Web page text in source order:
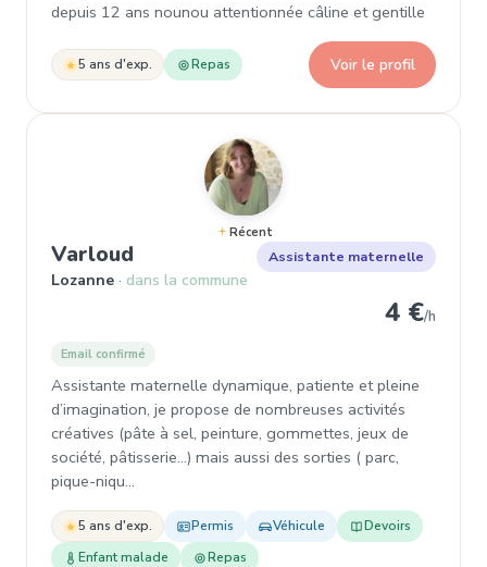
depuis 12 ans nounou attentionnée câline et gentille
5 ans d'exp. Repas Voir le profil
Récent
Varloud , Assistante maternelle à
Lozanne dans la commune
Assistante maternelle
4 €/h
Email confirmé
Assistante maternelle dynamique, patiente et pleine
d’imagination, je propose de nombreuses activités
créatives (pâte à sel, peinture, gommettes, jeux de
société, pâtisserie...) mais aussi des sorties ( parc,
pique-niqu…
5 ans d'exp. Permis Véhicule
Devoirs
Enfant malade
Repas